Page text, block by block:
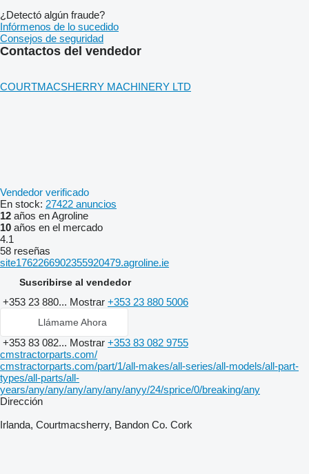
¿Detectó algún fraude?
Infórmenos de lo sucedido
Consejos de seguridad
Contactos del vendedor
COURTMACSHERRY MACHINERY LTD
Vendedor verificado
En stock: 27422 anuncios
12 años en Agroline
10 años en el mercado
4.1
58 reseñas
site1762266902355920479.agroline.ie
Suscribirse al vendedor
+353 23 880... Mostrar +353 23 880 5006
Llámame Ahora
+353 83 082... Mostrar +353 83 082 9755
cmstractorparts.com/
cmstractorparts.com/part/1/all-makes/all-series/all-models/all-part-
types/all-parts/all-
years/any/any/any/any/any/anyy/24/sprice/0/breaking/any
Dirección
Irlanda, Courtmacsherry, Bandon Co. Cork